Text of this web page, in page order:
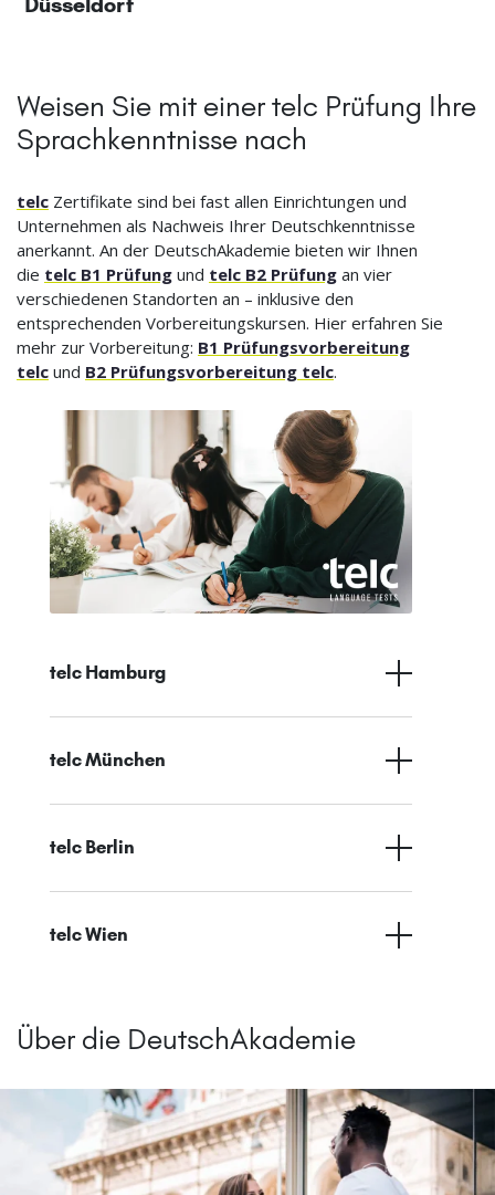
Weisen Sie mit einer telc Prüfung Ihre
Sprachkenntnisse nach
telc Zertifikate sind bei fast allen Einrichtungen und
Unternehmen als Nachweis Ihrer Deutschkenntnisse
anerkannt. An der DeutschAkademie bieten wir Ihnen
die telc B1 Prüfung und telc B2 Prüfung an vier
verschiedenen Standorten an – inklusive den
entsprechenden Vorbereitungskursen. Hier erfahren Sie
mehr zur Vorbereitung: B1 Prüfungsvorbereitung
telc und B2 Prüfungsvorbereitung telc.
telc Hamburg
telc München
telc Berlin
telc Wien
Über die DeutschAkademie